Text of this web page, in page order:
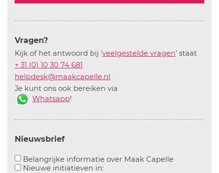
Vragen?
Kijk of het antwoord bij 'veelgestelde vragen' staat
+ 31 (0) 10 30 74 681
helpdesk@maakcapelle.nl
Je kunt ons ook bereiken via
Whatsapp!
Nieuwsbrief
Belangrijke informatie over Maak CapelleAanvinken
Nieuwe initiatieven in:Aanvinken om informatie over